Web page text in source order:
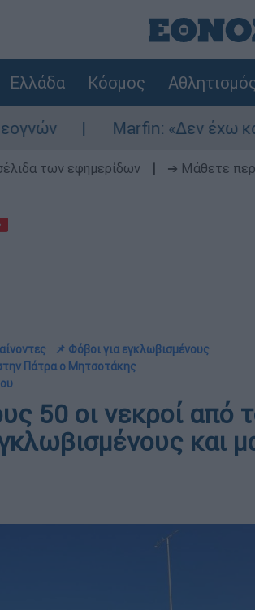
Ελλάδα Κόσμος
Marfin: «Δεν έχω καμία σχέση
των εφημερίδων ➔ Μάθετε
📌 Φόβοι για εγκλωβισμένους
Πάτρα ο Μητσοτάκης
50 οι νεκροί από
και